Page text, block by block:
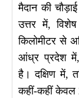
मैदान की
उत्तर में,
किलोमीटर से
आंध्र प्रदेश में,
है। दक्षिण में,
कहीं-कहीं केवल